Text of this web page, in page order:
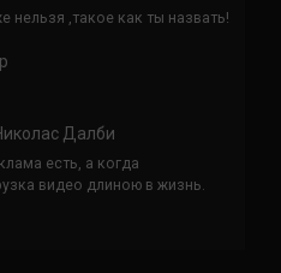
нельзя ,такое как ты назвать!
Далби
есть, а когда
видео длиною в жизнь.